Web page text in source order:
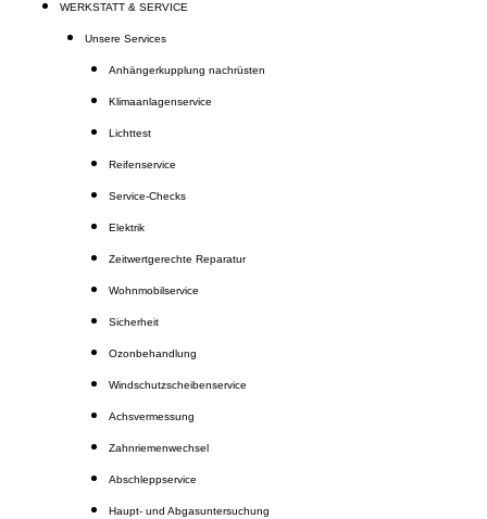
WERKSTATT & SERVICE
Unsere Services
Anhängerkupplung nachrüsten
Klimaanlagenservice
Lichttest
Reifenservice
Service-Checks
Elektrik
Zeitwertgerechte Reparatur
Wohnmobilservice
Sicherheit
Ozonbehandlung
Windschutzscheibenservice
Achsvermessung
Zahnriemenwechsel
Abschleppservice
Haupt- und Abgasuntersuchung